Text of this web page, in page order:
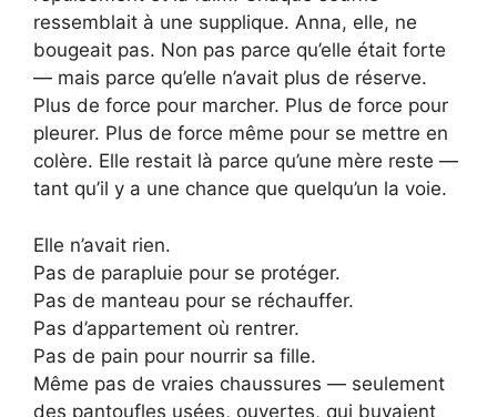
ressemblait à une supplique. Anna, elle, ne
bougeait pas. Non pas parce qu’elle était forte
— mais parce qu’elle n’avait plus de réserve.
Plus de force pour marcher. Plus de force pour
pleurer. Plus de force même pour se mettre en
colère. Elle restait là parce qu’une mère reste —
tant qu’il y a une chance que quelqu’un la voie.
Elle n’avait rien.
Pas de parapluie pour se protéger.
Pas de manteau pour se réchauffer.
Pas d’appartement où rentrer.
Pas de pain pour nourrir sa fille.
Même pas de vraies chaussures — seulement
des pantoufles usées, ouvertes, qui buvaient